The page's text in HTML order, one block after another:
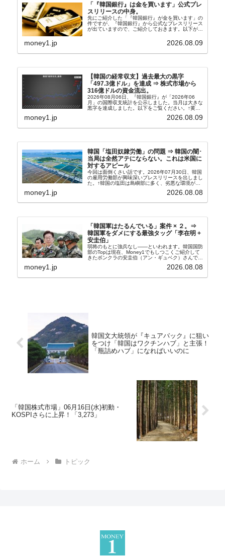
「『韓国銀行』は金を買います」公式プレ
スリリースの中身。
先にご紹介した「『韓国銀行』が金を買います」の
件ですが、『韓国銀行』から公式なプレスリリース
が出ていますので、ご紹介しておきます。以下が全
れ協力体制を構築□『韓国銀行』は、国内生産金の
money1.jp 2026.08.09
【韓国の経常収支】過去最大の黒字
「497.3億ドル」を達成 ⇒ 株式市場から
316億ドルの資金流出。
2026年08月06日、『韓国銀行』が「2026年06
月」の国際収支統計を公示しました。当月は大きな
黒字を達成しました。以下をご覧ください。↑黄色
の傾向ペンでフォーカスしているのが2026年06月
の経常収支です。2026年06月貿易収支：4...
money1.jp 2026.08.09
韓国「塩田奴隷労働」の問題 ⇒ 韓国の闇･
当局は全然アテにならない。これは米国に
対するアピール
今回は面倒くさい話です。2026年07月30日、韓国
の雇用労働部が興味深いプレスリリースを出しまし
た。↑韓国の塩田は島嶼部に多く、劣悪な環境が一
たといわれます（後述）。これは、いわゆる「塩田
money1.jp 2026.08.08
「韓国軍はたるんでいる」案件 × ２。⇒
韓国軍をダメにする最強タッグ「李在明 +
安圭伯」
弱将のもとに強兵なし――といわれます。韓国国防
部のTopは現在、Money1でもしつこくご紹介して
きたボンクラの安圭伯（アン・ギュベク）さんで
さんと「韓国初の文官上がり」の国防部長官安圭伯
money1.jp 2026.08.08
韓国文大統領が『キュアバック』に狙い
をつけ「韓国はワクチンハブ」と主張！
「瓶詰めハブ」になればいいのに
「韓国株式市場」06月16日(水)初動・
KOSPIさらに上昇！「3,273」
ホーム トピック